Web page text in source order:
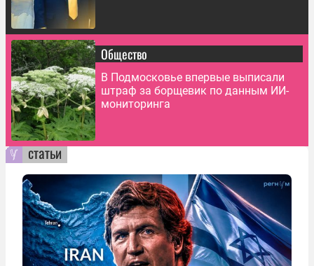
Общество
В Подмосковье впервые выписали
штраф за борщевик по данным ИИ-
мониторинга
статьи